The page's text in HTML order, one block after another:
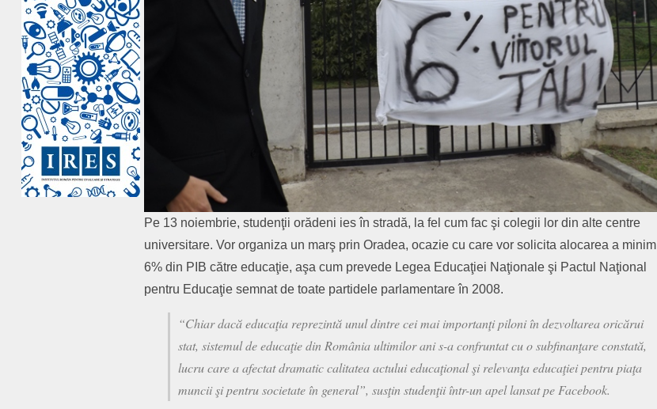
Pe 13 noiembrie, studenţii orădeni ies în stradă, la fel cum fac şi colegii lor din alte centre
universitare. Vor organiza un marş prin Oradea, ocazie cu care vor solicita alocarea a minim
6% din PIB către educaţie, aşa cum prevede Legea Educaţiei Naţionale şi Pactul Naţional
pentru Educaţie semnat de toate partidele parlamentare în 2008.
“Chiar dacă educaţia reprezintă unul dintre cei mai importanţi piloni în dezvoltarea oricărui
stat, sistemul de educaţie din România ultimilor ani s-a confruntat cu o subfinanţare constată,
lucru care a afectat dramatic calitatea actului educaţional şi relevanţa educaţiei pentru piaţa
muncii şi pentru societate în general”, susţin studenţii într-un apel lansat pe Facebook.